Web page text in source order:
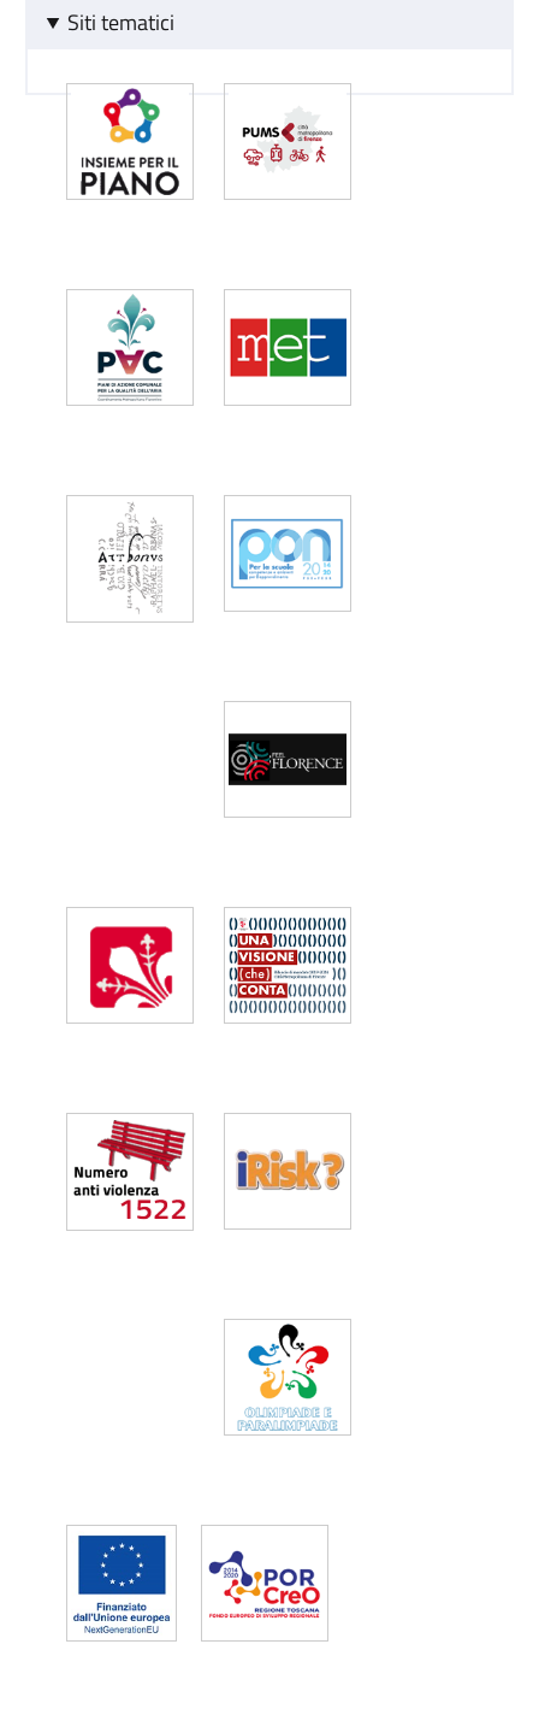
Siti tematici